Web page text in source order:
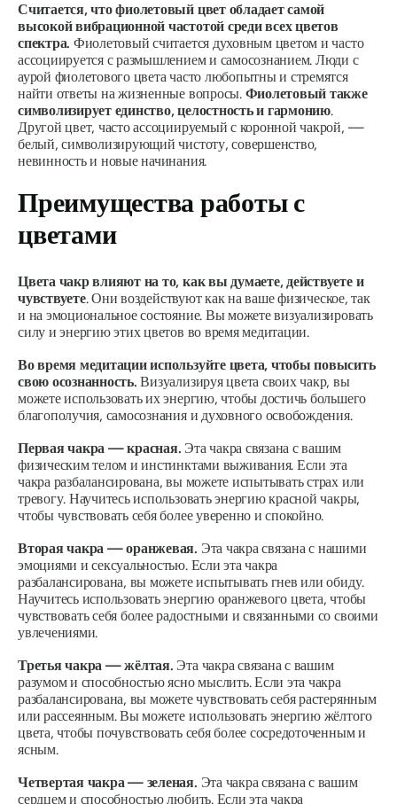
Считается, что фиолетовый цвет обладает самой
высокой вибрационной частотой среди всех цветов
спектра. Фиолетовый считается духовным цветом и часто
ассоциируется с размышлением и самосознанием. Люди с
аурой фиолетового цвета часто любопытны и стремятся
найти ответы на жизненные вопросы. Фиолетовый также
символизирует единство, целостность и гармонию.
Другой цвет, часто ассоциируемый с коронной чакрой, —
белый, символизирующий чистоту, совершенство,
невинность и новые начинания.
Преимущества работы с
цветами
Цвета чакр влияют на то, как вы думаете, действуете и
чувствуете.Они воздействуют как на ваше физическое, так
и на эмоциональное состояние. Вы можете визуализировать
силу и энергию этих цветов во время медитации.
Во время медитации используйте цвета, чтобы повысить
свою осознанность.Визуализируя цвета своих чакр, вы
можете использовать их энергию, чтобы достичь большего
благополучия, самосознания и духовного освобождения.
Первая чакра — красная. Эта чакра связана с вашим
физическим телом и инстинктами выживания. Если эта
чакра разбалансирована, вы можете испытывать страх или
тревогу. Научитесь использовать энергию красной чакры,
чтобы чувствовать себя более уверенно и спокойно.
Вторая чакра — оранжевая. Эта чакра связана с нашими
эмоциями и сексуальностью. Если эта чакра
разбалансирована, вы можете испытывать гнев или обиду.
Научитесь использовать энергию оранжевого цвета, чтобы
чувствовать себя более радостными и связанными со своими
увлечениями.
Третья чакра — жёлтая. Эта чакра связана с вашим
разумом и способностью ясно мыслить. Если эта чакра
разбалансирована, вы можете чувствовать себя растерянным
или рассеянным. Вы можете использовать энергию жёлтого
цвета, чтобы почувствовать себя более сосредоточенным и
ясным.
Четвертая чакра — зеленая. Эта чакра связана с вашим
сердцем и способностью любить. Если эта чакра